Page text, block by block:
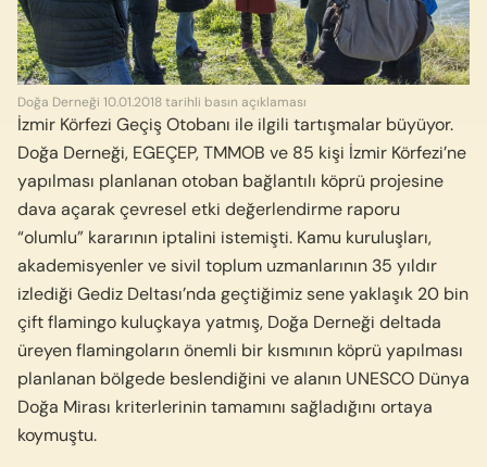
Doğa Derneği 10.01.2018 tarihli basın açıklaması
İzmir Körfezi Geçiş Otobanı ile ilgili tartışmalar büyüyor.
Doğa Derneği, EGEÇEP, TMMOB ve 85 kişi İzmir Körfezi’ne
yapılması planlanan otoban bağlantılı köprü projesine
dava açarak çevresel etki değerlendirme raporu
“olumlu” kararının iptalini istemişti. Kamu kuruluşları,
akademisyenler ve sivil toplum uzmanlarının 35 yıldır
izlediği Gediz Deltası’nda geçtiğimiz sene yaklaşık 20 bin
çift flamingo kuluçkaya yatmış, Doğa Derneği deltada
üreyen flamingoların önemli bir kısmının köprü yapılması
planlanan bölgede beslendiğini ve alanın UNESCO Dünya
Doğa Mirası kriterlerinin tamamını sağladığını ortaya
koymuştu.